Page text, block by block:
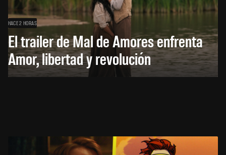
HACE 2 HORAS
El trailer de Mal de Amores enfrenta
Amor, libertad y revolución